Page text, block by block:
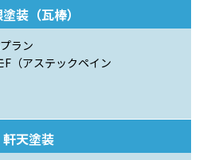
装（瓦棒）
ラン
（アステックペイン
軒天塗装